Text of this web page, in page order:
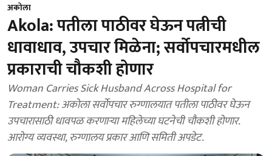
अकोला
Akola: पतीला पाठीवर घेऊन पत्नीची
धावाधाव, उपचार मिळेना; सर्वोपचारमधील
प्रकाराची चौकशी होणार
Woman Carries Sick Husband Across Hospital for
Treatment: अकोला सर्वोपचार रुग्णालयात पतीला पाठीवर घेऊन
उपचारासाठी धावपळ करणाऱ्या महिलेच्या घटनेची चौकशी होणार.
आरोग्य व्यवस्था, रुग्णालय प्रकार आणि समिती अपडेट.